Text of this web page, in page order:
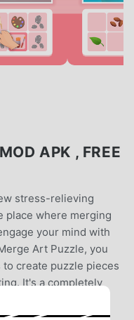
APK , FREE
stress-relieving
place where merging
your mind with
Art Puzzle, you
create puzzle pieces
It's a completely
game. Every
piece of art and has